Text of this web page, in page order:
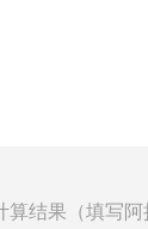
算结果（填写